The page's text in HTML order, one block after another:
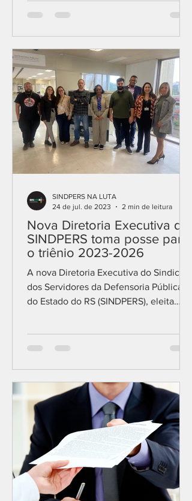
Nova Diretoria Executiva do
SINDPERS toma posse para
o triênio 2023-2026
A nova Diretoria Executiva do Sindicato
dos Servidores da Defensoria Pública
do Estado do RS (SINDPERS), eleita
SINDPERS NA LUTA
24 de jul. de 2023
2 min de leitura